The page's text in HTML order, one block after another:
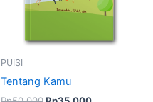
PUISI
Tentang Kamu